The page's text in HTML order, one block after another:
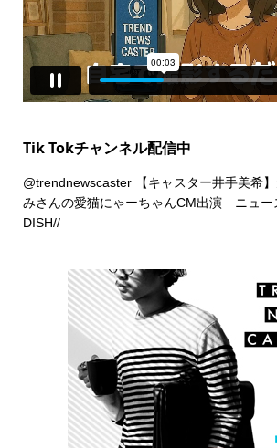
Tik Tokチャンネル配信中
@trendnewscaster【キャスター井手美希
みさんの愛猫にゃーちゃんCM出演 ニュ
DISH//